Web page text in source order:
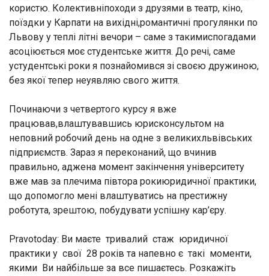
користю. Колективніпоходи з друзями в театр, кіно,
поїздки у Карпати на вихідні,романтичні прогулянки по
Львову у теплі літні вечори – саме з такимиспогадами
асоціюється моє студентське життя. До речі, саме
устудентські роки я познайомився зі своєю дружиною,
без якої тепер неуявляю свого життя.
Починаючи з четвертого курсу я вже
працював,влаштувавшись юрисконсультом на
неповний робочий день на одне з великихльвівських
підприємств. Зараз я переконаний, що вчинив
правильно, аджена момент закінчення університету
вже мав за плечима півтора рокиюридичної практики,
що допомогло мені влаштуватись на престижну
роботута, зрештою, побудувати успішну кар’єру.
Pravotoday: Ви маєте тривалий стаж юридичної
практики у свої 28 років та напевно є такі моменти,
якими Ви найбільше за все пишаєтесь. Розкажіть